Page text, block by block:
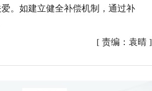
。如建立健全补偿机制，通过补
[ 责编：袁晴 ]